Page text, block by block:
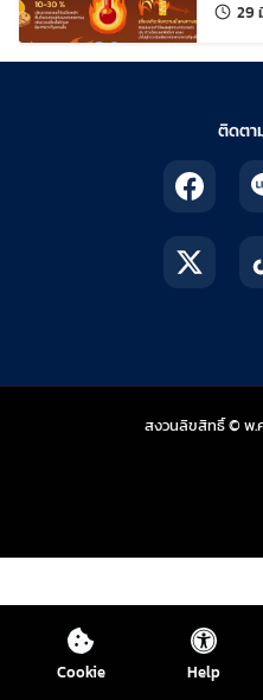
29
ติดตา
สงวนลิขสิทธิ์ © พ.
Cookie Help